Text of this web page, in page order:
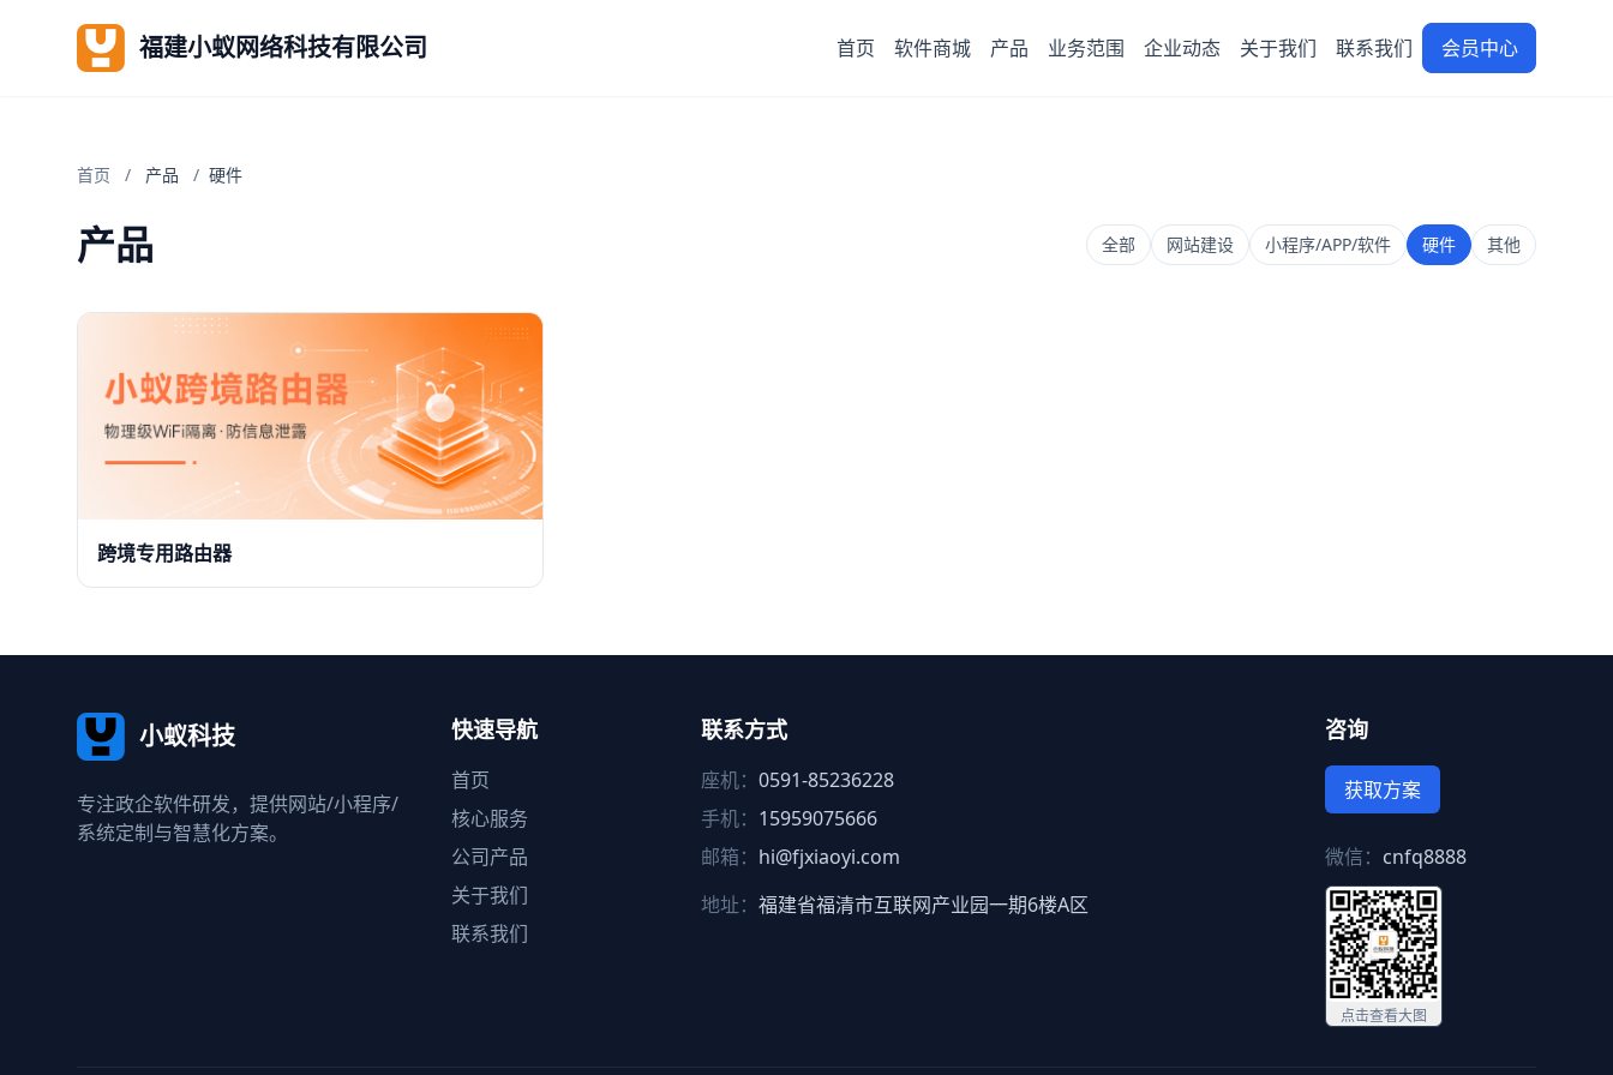
福建小蚁网络科技有限公司 首页 软件商城 产品 业务范围 企业动态 关于我们 联系我们 会员中心
首页 / 产品 / 硬件
产品 全部 网站建设 小程序/APP/软件 硬件 其他
跨境专用路由器
小蚁科技
专注政企软件研发，提供网站/小程序/
系统定制与智慧化方案。
快速导航
首页
核心服务
公司产品
关于我们
联系我们
联系方式
座机： 0591-85236228
手机： 15959075666
邮箱： hi@fjxiaoyi.com
地址： 福建省福清市互联网产业园一期6楼A区
咨询
获取方案
微信： cnfq8888
点击查看大图